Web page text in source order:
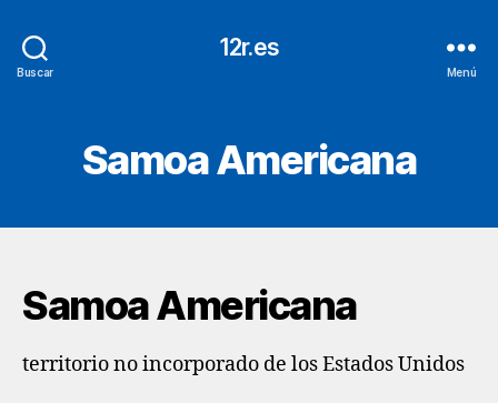
Buscar
12r.es
Menú
Samoa Americana
Samoa Americana
territorio no incorporado de los Estados Unidos